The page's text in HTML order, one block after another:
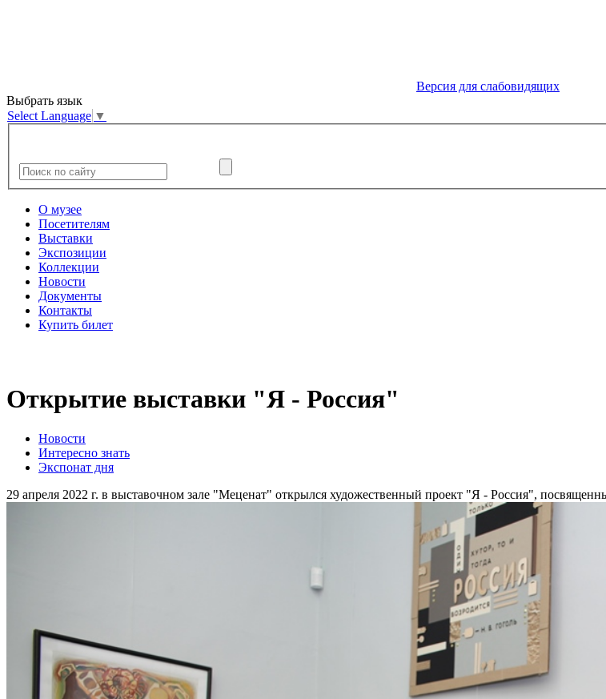
Версия для слабовидящих
Выбрать язык
Select Language ▼
О музее
Посетителям
Выставки
Экспозиции
Коллекции
Новости
Документы
Контакты
Купить билет
Открытие выставки "Я - Россия"
Новости
Интересно знать
Экспонат дня
29 апреля 2022 г. в выставочном зале "Меценат" открылся художественный проект "Я - Россия",